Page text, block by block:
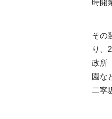
時開
その
り、
政所
園な
二寧